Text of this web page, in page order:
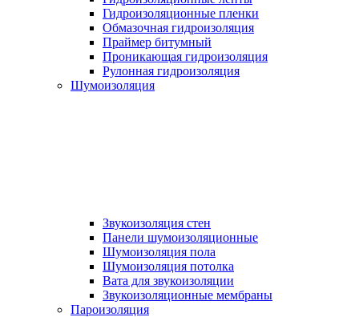
Гидроизоляционные пленки
Обмазочная гидроизоляция
Праймер битумный
Проникающая гидроизоляция
Рулонная гидроизоляция
Шумоизоляция
Звукоизоляция стен
Панели шумоизоляционные
Шумоизоляция пола
Шумоизоляция потолка
Вата для звукоизоляции
Звукоизоляционные мембраны
Пароизоляция